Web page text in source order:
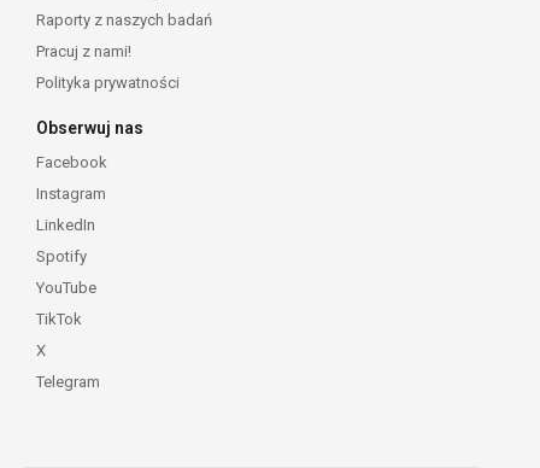
Raporty z naszych badań
Pracuj z nami!
Polityka prywatności
Obserwuj nas
Facebook
Instagram
LinkedIn
Spotify
YouTube
TikTok
X
Telegram